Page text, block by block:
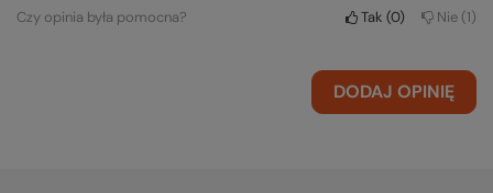
Czy opinia była pomocna?
Tak 0 Nie 1
DODAJ OPINIĘ